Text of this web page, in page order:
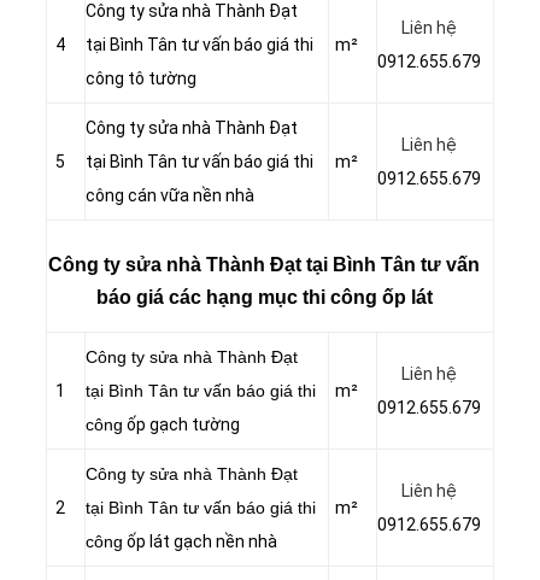
4
Công ty sửa nhà Thành Đạt
tại Bình Tân tư vấn báo giá thi
công tô tường
m²
Liên hệ
0912.655.679
5
Công ty sửa nhà Thành Đạt
tại Bình Tân tư vấn báo giá thi
công cán vữa nền nhà
m²
Liên hệ
0912.655.679
Công ty sửa nhà Thành Đạt tại Bình Tân tư vấn
báo giá các hạng mục thi công ốp lát
1
Công ty sửa nhà Thành Đạt
tại Bình Tân tư vấn báo giá thi
công ốp gạch tường
m²
Liên hệ
0912.655.679
2
Công ty sửa nhà Thành Đạt
tại Bình Tân tư vấn báo giá thi
công ốp lát gạch nền nhà
m²
Liên hệ
0912.655.679